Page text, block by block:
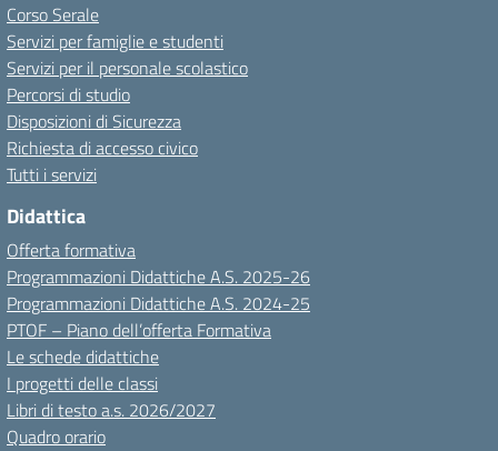
Corso Serale
Servizi per famiglie e studenti
Servizi per il personale scolastico
Percorsi di studio
Disposizioni di Sicurezza
Richiesta di accesso civico
Tutti i servizi
Didattica
Offerta formativa
Programmazioni Didattiche A.S. 2025-26
Programmazioni Didattiche A.S. 2024-25
PTOF – Piano dell’offerta Formativa
Le schede didattiche
I progetti delle classi
Libri di testo a.s. 2026/2027
Quadro orario